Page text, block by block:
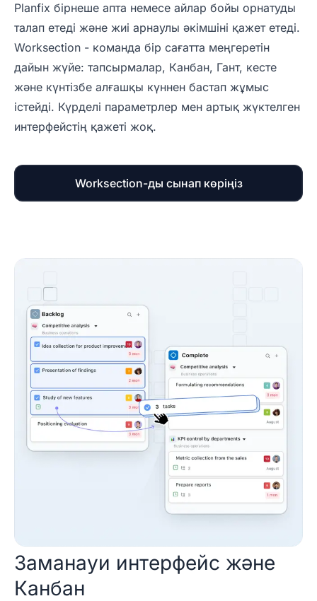
Planfix бірнеше апта немесе айлар бойы орнатуды
талап етеді және жиі арнаулы әкімшіні қажет етеді.
Worksection - команда бір сағатта меңгеретін
дайын жүйе: тапсырмалар, Канбан, Гант, кесте
және күнтізбе алғашқы күннен бастап жұмыс
істейді. Күрделі параметрлер мен артық жүктелген
интерфейстің қажеті жоқ.
Worksection-ды сынап көріңіз
Заманауи интерфейс және
Канбан